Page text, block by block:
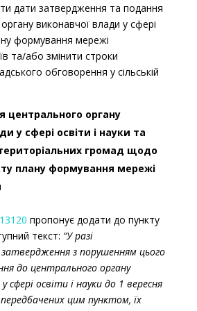
дати затвердження та подання
виконавчої влади у сфері
формування мережі
та/або змінити строки
обговорення у сільській
центрального органу
у сфері освіти і науки та
громад щодо
плану формування мережі
пропонує додати до пункту
текст: “У разі
з порушенням цього
до центрального органу
сфері освіти і науки до 1 вересня
цим пунктом, їх